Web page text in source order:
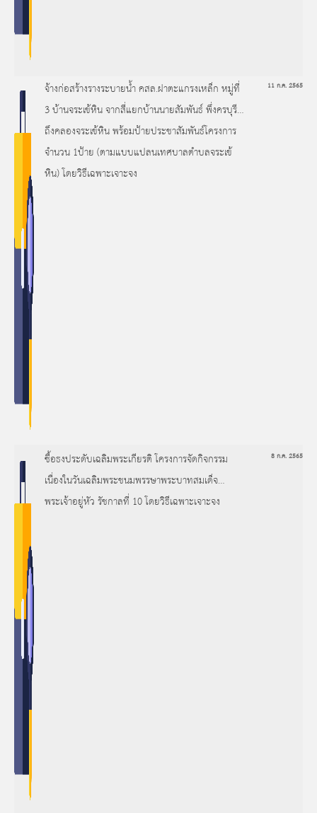
จ้างก่อสร้างรางระบายน้ำ คสล.ฝาตะแกรงเหล็ก หมู่ที่
3 บ้านจระเข้หิน จากสี่แยกบ้านนายสัมพันธ์ พึ่งครบุรี
ถึงคลองจระเข้หิน พร้อมป้ายประชาสัมพันธ์โครงการ
จำนวน 1ป้าย (ตามแบบแปลนเทศบาลตำบลจระเข้
หิน) โดยวิธีเฉพาะเจาะจง
11 ก.ค. 2565
ซื้อธงประดับเฉลิมพระเกียรติ โครงการจัดกิจกรรม
เนื่องในวันเฉลิมพระชนมพรรษาพระบาทสมเด็จ
พระเจ้าอยู่หัว รัชกาลที่ 10 โดยวิธีเฉพาะเจาะจง
8 ก.ค. 2565